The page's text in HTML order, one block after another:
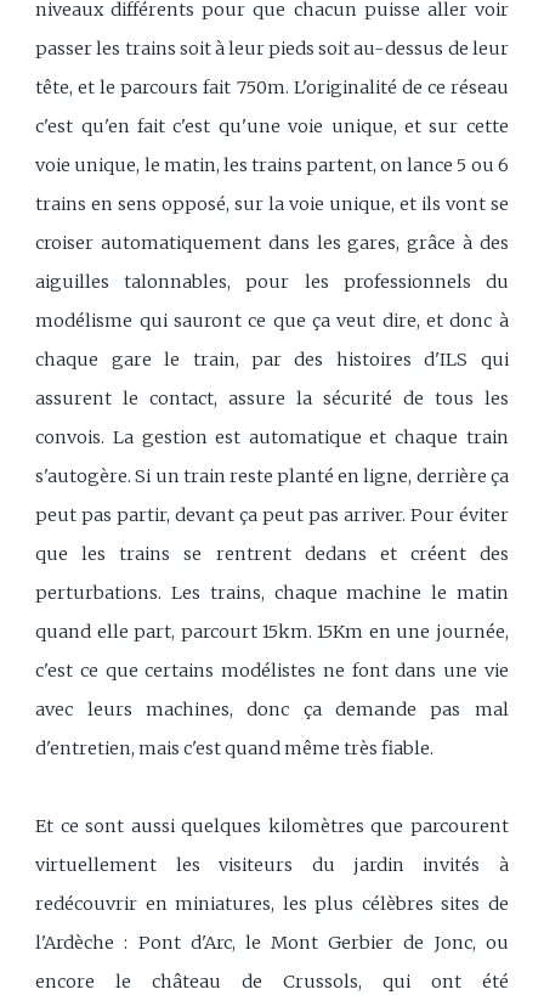
niveaux différents pour que chacun puisse aller voir
passer les trains soit à leur pieds soit au-dessus de leur
tête, et le parcours fait 750m. L'originalité de ce réseau
c'est qu'en fait c'est qu'une voie unique, et sur cette
voie unique, le matin, les trains partent, on lance 5 ou 6
trains en sens opposé, sur la voie unique, et ils vont se
croiser automatiquement dans les gares, grâce à des
aiguilles talonnables, pour les professionnels du
modélisme qui sauront ce que ça veut dire, et donc à
chaque gare le train, par des histoires d'ILS qui
assurent le contact, assure la sécurité de tous les
convois. La gestion est automatique et chaque train
s'autogère. Si un train reste planté en ligne, derrière ça
peut pas partir, devant ça peut pas arriver. Pour éviter
que les trains se rentrent dedans et créent des
perturbations. Les trains, chaque machine le matin
quand elle part, parcourt 15km. 15Km en une journée,
c'est ce que certains modélistes ne font dans une vie
avec leurs machines, donc ça demande pas mal
d'entretien, mais c'est quand même très fiable.
Et ce sont aussi quelques kilomètres que parcourent
virtuellement les visiteurs du jardin invités à
redécouvrir en miniatures, les plus célèbres sites de
l'Ardèche : Pont d'Arc, le Mont Gerbier de Jonc, ou
encore le château de Crussols, qui ont été